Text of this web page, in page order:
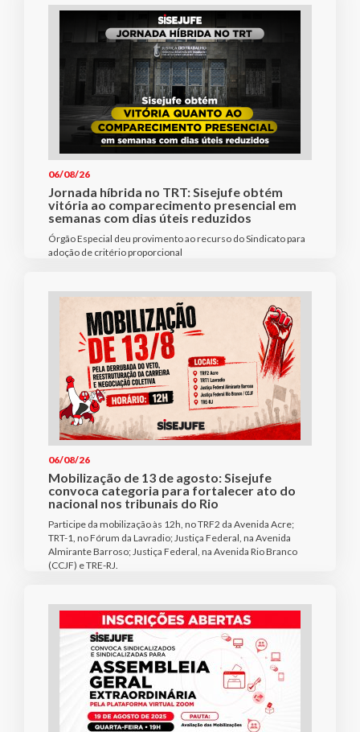
06/08/26
Jornada híbrida no TRT: Sisejufe obtém
vitória ao comparecimento presencial em
semanas com dias úteis reduzidos
Órgão Especial deu provimento ao recurso do Sindicato para
adoção de critério proporcional
06/08/26
Mobilização de 13 de agosto: Sisejufe
convoca categoria para fortalecer ato do
nacional nos tribunais do Rio
Participe da mobilização às 12h, no TRF2 da Avenida Acre;
TRT-1, no Fórum da Lavradio; Justiça Federal, na Avenida
Almirante Barroso; Justiça Federal, na Avenida Rio Branco
(CCJF) e TRE-RJ.